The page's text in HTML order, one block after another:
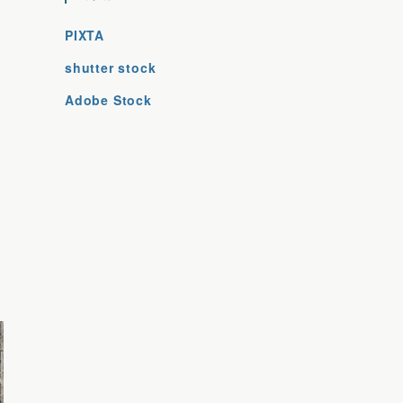
PIXTA
shutter stock
Adobe Stock